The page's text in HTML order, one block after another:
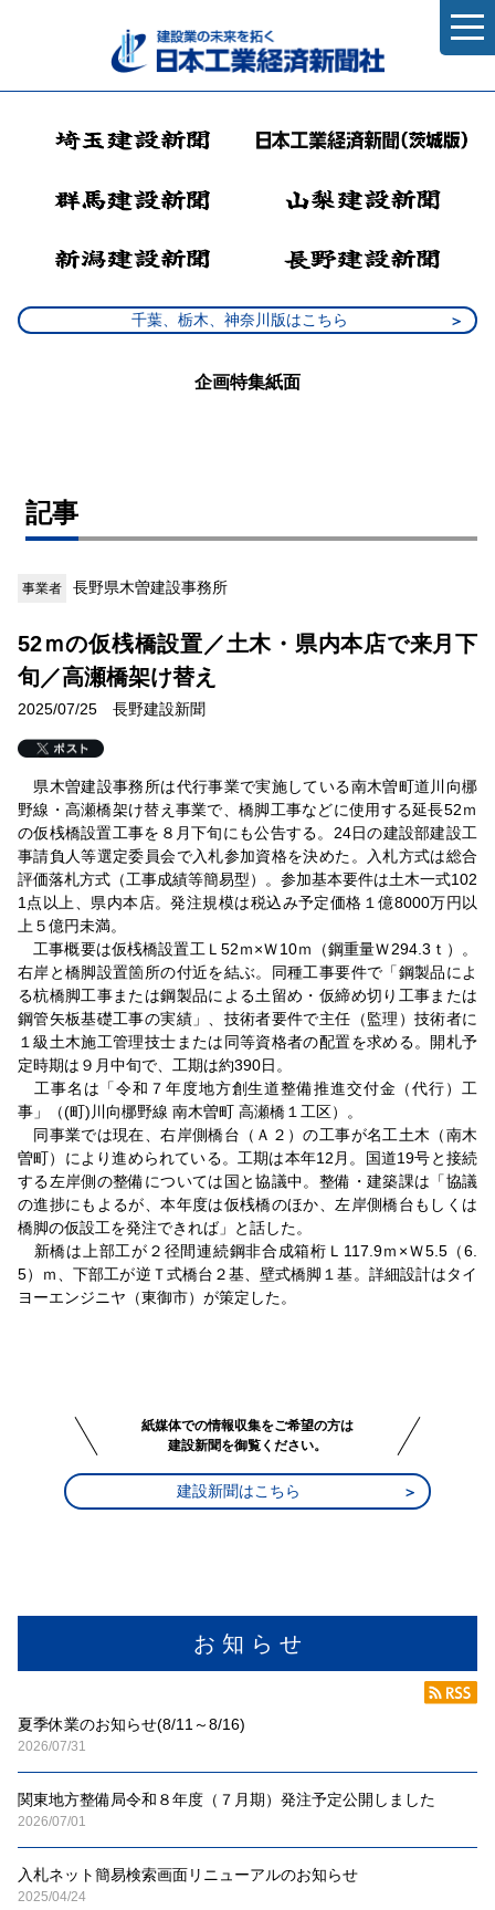
千葉、栃木、神奈川版はこちら
企画特集紙面
お 知 ら せ
夏季休業のお知らせ(8/11～8/16)
2026/07/31
関東地方整備局令和８年度（７月期）発注予定公開しました
2026/07/01
入札ネット簡易検索画面リニューアルのお知らせ
2025/04/24
記事
事業者 長野県木曽建設事務所
52ｍの仮桟橋設置／土木・県内本店で来月下
旬／高瀬橋架け替え
2025/07/25 長野建設新聞
県木曽建設事務所は代行事業で実施している南木曽町道川向梛
野線・高瀬橋架け替え事業で、橋脚工事などに使用する延長52ｍ
の仮桟橋設置工事を８月下旬にも公告する。24日の建設部建設工
事請負人等選定委員会で入札参加資格を決めた。入札方式は総合
評価落札方式（工事成績等簡易型）。参加基本要件は土木一式102
1点以上、県内本店。発注規模は税込み予定価格１億8000万円以
上５億円未満。
工事概要は仮桟橋設置工Ｌ52ｍ×Ｗ10ｍ（鋼重量Ｗ294.3ｔ）。
右岸と橋脚設置箇所の付近を結ぶ。同種工事要件で「鋼製品によ
る杭橋脚工事または鋼製品による土留め・仮締め切り工事または
鋼管矢板基礎工事の実績」、技術者要件で主任（監理）技術者に
１級土木施工管理技士または同等資格者の配置を求める。開札予
定時期は９月中旬で、工期は約390日。
工事名は「令和７年度地方創生道整備推進交付金（代行）工
事」（(町)川向梛野線 南木曽町 高瀬橋１工区）。
同事業では現在、右岸側橋台（Ａ２）の工事が名工土木（南木
曽町）により進められている。工期は本年12月。国道19号と接続
する左岸側の整備については国と協議中。整備・建築課は「協議
の進捗にもよるが、本年度は仮桟橋のほか、左岸側橋台もしくは
橋脚の仮設工を発注できれば」と話した。
新橋は上部工が２径間連続鋼非合成箱桁Ｌ117.9ｍ×Ｗ5.5（6.
5）ｍ、下部工が逆Ｔ式橋台２基、壁式橋脚１基。詳細設計はタイ
ヨーエンジニヤ（東御市）が策定した。
紙媒体での情報収集をご希望の方は
建設新聞を御覧ください。
建設新聞はこちら